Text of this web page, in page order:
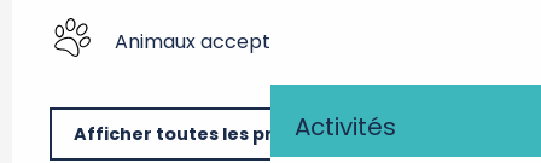
Activités
Animaux acceptés
Afficher toutes les prestations